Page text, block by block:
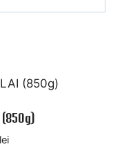
(850g)
lei